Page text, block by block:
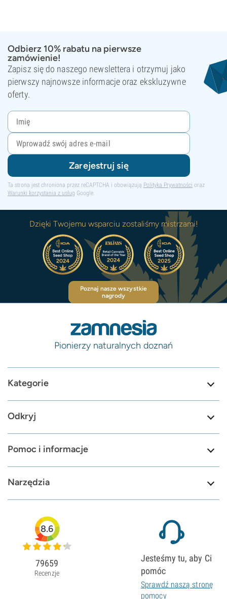
Odbierz 10% rabatu na pierwsze
zamówienie!
Zapisz się do naszego newslettera i otrzymuj jako
pierwszy najnowsze informacje oraz ekskluzywne
oferty.
Zarejestruj się
Ta strona jest chroniona przez reCAPTCHA i obowiązują Polityka Prywatności oraz
Warunki korzystania z usług Google.
Dzięki Twojemu wsparciu zostaliśmy mistrzami!
Poznaj nasze wszystkie
nagrody
Pionierzy naturalnych doznań
Kategorie
Odkryj
Pomoc i informacje
Narzędzia
8.6
79659
Recenzje
Jesteśmy tu, aby Ci
pomóc
Sprawdź naszą stronę
pomocy